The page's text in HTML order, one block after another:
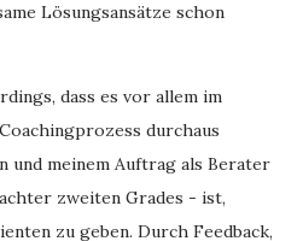
Lösungsansätze schon
dass es vor allem im
durchaus
und meinem Auftrag als Berater
zweiten Grades - ist,
zu geben. Durch Feedback,